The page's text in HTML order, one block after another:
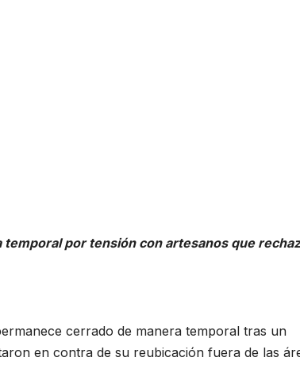
por tensión con artesanos que
cerrado de manera temporal tras un
en contra de su reubicación fuera de las